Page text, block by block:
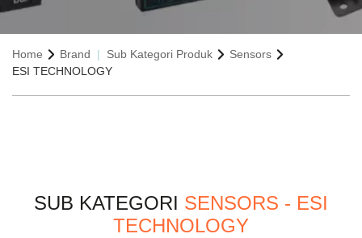
Home Brand Sub Kategori Produk
Sensors
ESI TECHNOLOGY
SUB KATEGORI SENSORS - ESI
TECHNOLOGY